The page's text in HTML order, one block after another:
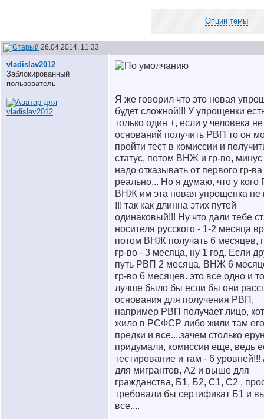
Опции темы
26.04.2014, 11:33
vladislav2012
Заблокированный
пользователь
Я же говорил что это новая
будет сложной!!! У упрощенки
только один +, если у человека не
оснований получить РВП то он
пройти тест в комиссии и
статус, потом ВНЖ и гр-во, минус
надо отказывать от первого гр-ва
реально... Но я думаю, что у
ВНЖ им эта новая упрощенка не
!!! так как длинна этих путей
одинаковый!!! Ну что дали тебе
носителя русского - 1-2 месяца
потом ВНЖ получать 6 месяцев,
гр-во - 3 месяца, ну 1 год. Если
путь РВП 2 месяца, ВНЖ 6
гр-во 6 месяцев. это все одно и
лучше было бы если бы они
основания для получения РВП,
например РВП получает лицо,
жило в РСФСР либо жили там его
предки и все....зачем столько
придумали, комиссии еще, ведь
тестирование и там - 6 уровней!!!
для мигрантов, А2 и выше для
гражданства, Б1, Б2, С1, С2 ,
требовали бы сертификат Б1 и
все....